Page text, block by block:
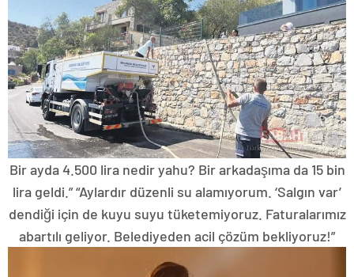
Bir ayda 4.500 lira nedir yahu? Bir arkadaşıma da 15 bin
lira geldi.” “Aylardır düzenli su alamıyorum. ‘Salgın var’
dendiği için de kuyu suyu tüketemiyoruz. Faturalarımız
abartılı geliyor. Belediyeden acil çözüm bekliyoruz!”